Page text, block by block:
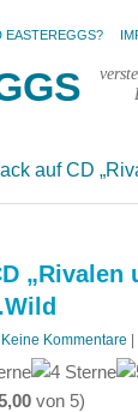
EASTEREGGS?
auf CD
„Rivalen
Keine Kommentare
von 5)